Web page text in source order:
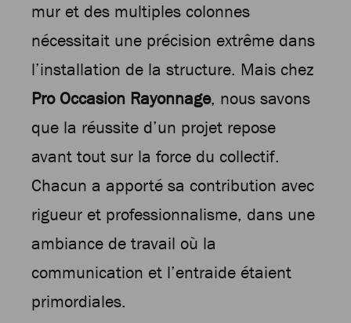
mur et des multiples colonnes
nécessitait une précision extrême dans
l’installation de la structure. Mais chez
Pro Occasion Rayonnage, nous savons
que la réussite d’un projet repose
avant tout sur la force du collectif.
Chacun a apporté sa contribution avec
rigueur et professionnalisme, dans une
ambiance de travail où la
communication et l’entraide étaient
primordiales.